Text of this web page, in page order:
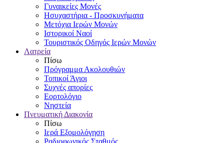
Γυναικείες Μονές
Ησυχαστήρια - Προσκυνήματα
Μετόχια Ιερών Μονών
Ιστορικοί Ναοί
Τουριστικός Οδηγός Ιερών Μονών
Λατρεία
Πίσω
Πρόγραμμα Ακολουθιών
Τοπικοί Άγιοι
Συχνές απορίες
Εορτολόγιο
Νηστεία
Πνευματική Διακονία
Πίσω
Ιερά Εξομολόγηση
Ραδιοφωνικός Σταθμός